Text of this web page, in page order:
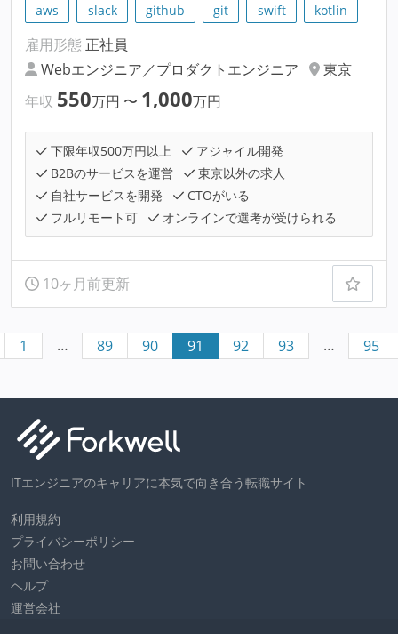
aws slack github git swift kotlin
雇用形態 正社員
Webエンジニア／プロダクトエンジニア
東京
年収 550万円 〜 1,000万円
下限年収500万円以上
アジャイル開発
B2Bのサービスを運営
東京以外の求人
自社サービスを開発
CTOがいる
フルリモート可
オンラインで選考が受けられる
10ヶ月前更新
1 … 89 90 91 92 93 … 95
ITエンジニアのキャリアに本気で向き合う転職サイト
利用規約
プライバシーポリシー
お問い合わせ
ヘルプ
運営会社